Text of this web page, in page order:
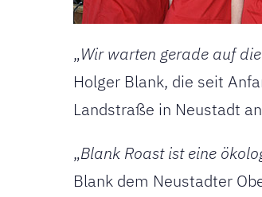
„Wir warten gerade auf
Holger Blank, die seit
Landstraße in Neustadt
„Blank Roast ist eine
Blank dem Neustadter